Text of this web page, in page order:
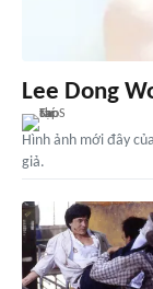
Lee Dong
Hình ảnh mới đây
giả.